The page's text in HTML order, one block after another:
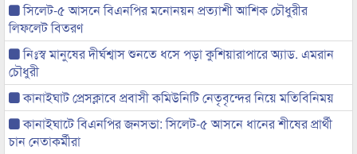
সিলেট-৫ আসনে বিএনপির মনোনয়ন প্রত্যাশী আশিক চৌধুরীর
লিফলেট বিতরণ
নিঃস্ব মানুষের দীর্ঘশ্বাস শুনতে ধসে পড়া কুশিয়ারাপারে অ্যাড. এমরান
চৌধুরী
কানাইঘাট প্রেসক্লাবে প্রবাসী কমিউনিটি নেতৃবৃন্দের নিয়ে মতিবিনিময়
কানাইঘাটে বিএনপির জনসভা: সিলেট-৫ আসনে ধানের শীষের প্রার্থী
চান নেতাকর্মীরা